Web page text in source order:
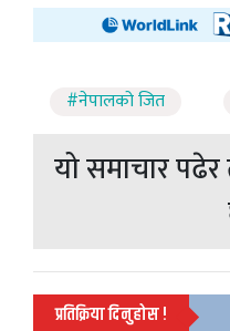
#नेपालको जित
यो समाचार पढेर
प्रतिक्रिया दिनुहोस !